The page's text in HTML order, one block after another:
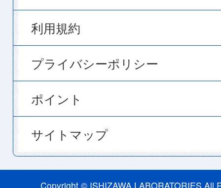
利用規約
プライバシーポリシー
ポイント
サイトマップ
Copyright © ISHIZAWA LABORATORIES All